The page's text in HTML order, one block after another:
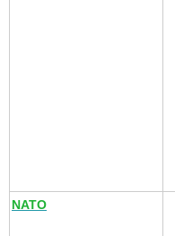
NATO